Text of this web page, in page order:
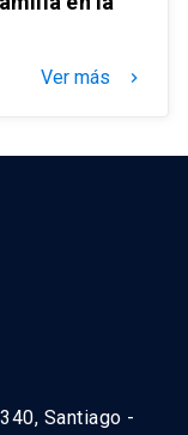
Ver más keyboard_arrow_right
Santiago -